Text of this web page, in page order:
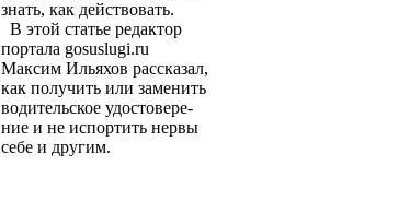
знать, как действовать.
В этой статье редактор
портала gosuslugi.ru
Максим Ильяхов рассказал,
как получить или заменить
водительское удостовере­
ние и не испортить нервы
себе и другим.